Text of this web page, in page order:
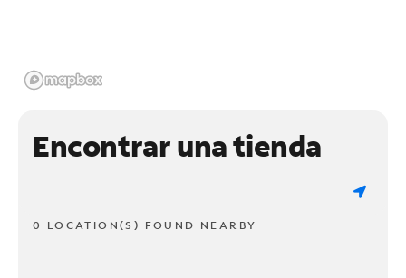
Encontrar una tienda
0 LOCATION(S) FOUND NEARBY